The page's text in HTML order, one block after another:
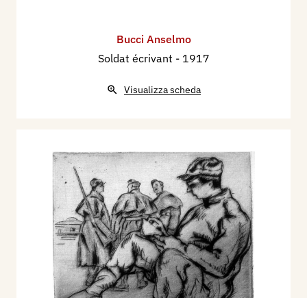
Bucci Anselmo
Soldat écrivant - 1917
Visualizza scheda